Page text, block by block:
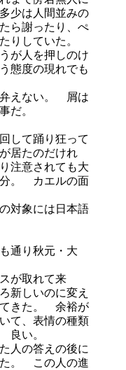
少は人間並みの
ら謝ったり、ぺ
りしていた。
が人を押しのけ
態度の現れでも
弁えない。 屑は
だ。
して踊り狂って
居たのだけれ
注意されても大
分。 カエルの面
対象には日本語
通り秋元・大
が取れて来
新しいのに変え
きた。 余裕が
て、表情の種類
良い。
人の答えの後に
た。 この人の進